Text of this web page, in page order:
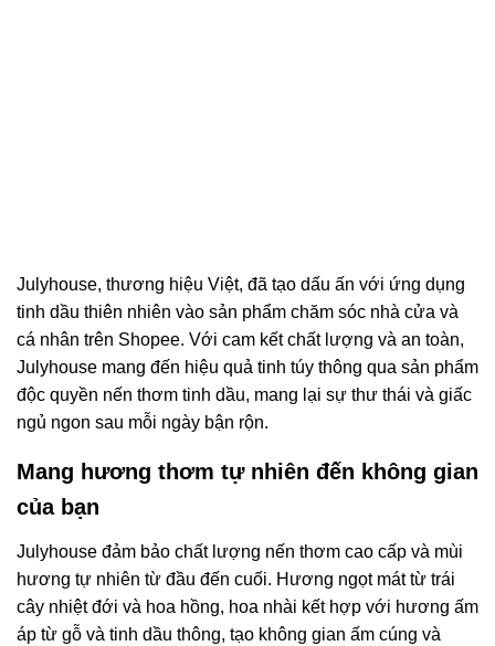
Julyhouse, thương hiệu Việt, đã tạo dấu ấn với ứng dụng
tinh dầu thiên nhiên vào sản phẩm chăm sóc nhà cửa và
cá nhân trên Shopee. Với cam kết chất lượng và an toàn,
Julyhouse mang đến hiệu quả tinh túy thông qua sản phẩm
độc quyền nến thơm tinh dầu, mang lại sự thư thái và giấc
ngủ ngon sau mỗi ngày bận rộn.
Mang hương thơm tự nhiên đến không gian
của bạn
Julyhouse đảm bảo chất lượng nến thơm cao cấp và mùi
hương tự nhiên từ đầu đến cuối. Hương ngọt mát từ trái
cây nhiệt đới và hoa hồng, hoa nhài kết hợp với hương ấm
áp từ gỗ và tinh dầu thông, tạo không gian ấm cúng và